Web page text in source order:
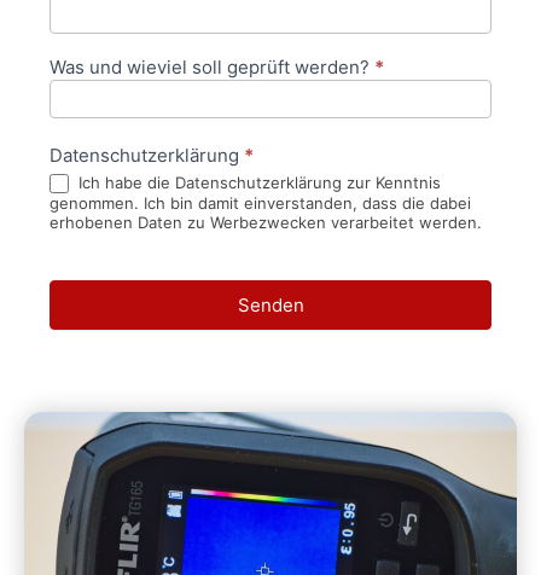
Was und wieviel soll geprüft werden? *
Datenschutzerklärung *
Ich habe die Datenschutzerklärung zur Kenntnis
genommen. Ich bin damit einverstanden, dass die dabei
erhobenen Daten zu Werbezwecken verarbeitet werden.
Senden